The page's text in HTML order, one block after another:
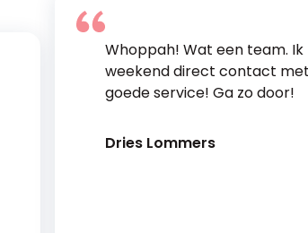
Whoppah! Wat een team.
weekend direct contact
goede service! Ga zo door!
Dries Lommers